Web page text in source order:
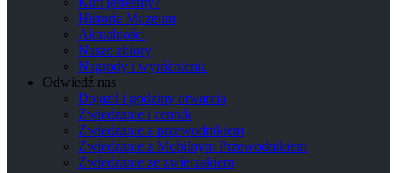
Historia Muzeum
Aktualności
Nasze zbiory
Nagrody i wyróżnienia
Odwiedź nas
Dojazd i godziny otwarcia
Zwiedzanie i cennik
Zwiedzanie z przewodnikiem
Zwiedzanie z Mobilnym Przewodnikiem
Zwiedzanie ze zwierzakiem